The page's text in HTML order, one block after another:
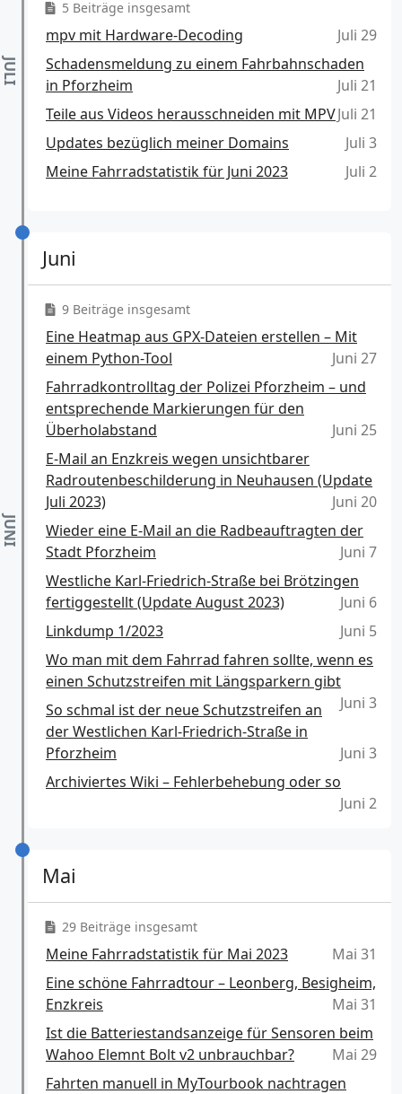
5 Beiträge insgesamt
mpv mit Hardware-Decoding
Juli 29
Schadensmeldung zu einem Fahrbahnschaden
in Pforzheim
Juli 21
Teile aus Videos herausschneiden mit MPVJuli 21
Updates bezüglich meiner Domains
Juli 3
Meine Fahrradstatistik für Juni 2023
Juli 2
Juni
9 Beiträge insgesamt
Eine Heatmap aus GPX-Dateien erstellen – Mit
einem Python-Tool
Juni 27
Fahrradkontrolltag der Polizei Pforzheim – und
entsprechende Markierungen für den
Überholabstand
Juni 25
E-Mail an Enzkreis wegen unsichtbarer
Radroutenbeschilderung in Neuhausen (Update
Juli 2023)
Juni 20
Wieder eine E-Mail an die Radbeauftragten der
Stadt Pforzheim
Juni 7
Westliche Karl-Friedrich-Straße bei Brötzingen
fertiggestellt (Update August 2023)
Juni 6
Linkdump 1/2023
Juni 5
Wo man mit dem Fahrrad fahren sollte, wenn es
einen Schutzstreifen mit Längsparkern gibt
Juni 3
So schmal ist der neue Schutzstreifen an
der Westlichen Karl-Friedrich-Straße in
Pforzheim
Juni 3
Archiviertes Wiki – Fehlerbehebung oder so
Juni 2
Mai
29 Beiträge insgesamt
Meine Fahrradstatistik für Mai 2023
Mai 31
Eine schöne Fahrradtour – Leonberg, Besigheim,
Enzkreis
Mai 31
Ist die Batteriestandsanzeige für Sensoren beim
Wahoo Elemnt Bolt v2 unbrauchbar?
Mai 29
Fahrten manuell in MyTourbook nachtragen